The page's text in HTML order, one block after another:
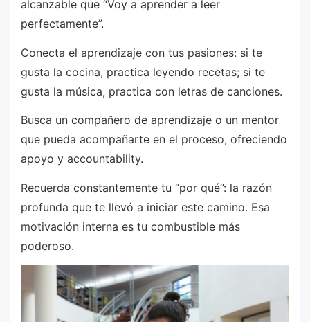
alcanzable que “Voy a aprender a leer
perfectamente”.
Conecta el aprendizaje con tus pasiones: si te
gusta la cocina, practica leyendo recetas; si te
gusta la música, practica con letras de canciones.
Busca un compañero de aprendizaje o un mentor
que pueda acompañarte en el proceso, ofreciendo
apoyo y accountability.
Recuerda constantemente tu “por qué”: la razón
profunda que te llevó a iniciar este camino. Esa
motivación interna es tu combustible más
poderoso.